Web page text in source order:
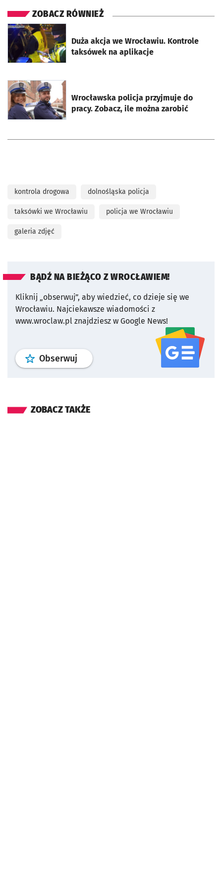
ZOBACZ RÓWNIEŻ
Duża akcja we Wrocławiu. Kontrole
taksówek na aplikacje
otworzy się w nowej karcie
Wrocławska policja przyjmuje do
pracy. Zobacz, ile można zarobić
otworzy się w nowej karcie
kontrola drogowa dolnośląska policja
taksówki we Wrocławiu policja we Wrocławiu
galeria zdjęć
BĄDŹ NA BIEŻĄCO Z WROCŁAWIEM!
Kliknij „obserwuj”, aby wiedzieć, co dzieje się we
Wrocławiu. Najciekawsze wiadomości z
www.wroclaw.pl znajdziesz w Google News!
Obserwuj profil serwisu
ZOBACZ TAKŻE